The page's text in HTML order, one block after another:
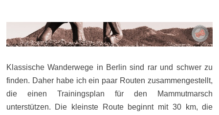
Klassische Wanderwege in Berlin sind rar und schwer zu
finden. Daher habe ich ein paar Routen zusammengestellt,
die einen Trainingsplan für den Mammutmarsch
unterstützen. Die kleinste Route beginnt mit 30 km, die